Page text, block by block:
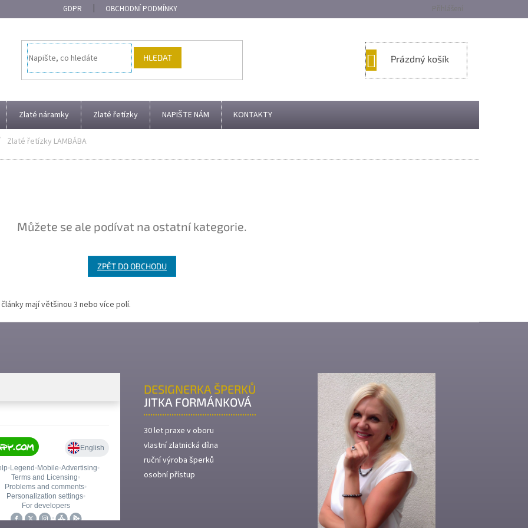
GDPR OBCHODNÍ PODMÍNKY Přihlášení
HLEDAT
KOŠÍK
Prázdný košík
Zlaté náramky Zlaté řetízky NAPIŠTE NÁM KONTAKTY
Zlaté řetízky LAMBÁBA
Můžete se ale podívat na ostatní kategorie.
ZPĚT DO OBCHODU
mají většinou 3 nebo více polí.
DESIGNERKA ŠPERKŮ
JITKA FORMÁNKOVÁ
30 let praxe v oboru
vlastní zlatnická dílna
ruční výroba šperků
osobní přístup